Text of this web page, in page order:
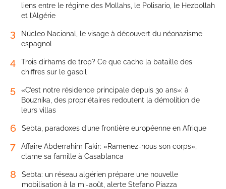
liens entre le régime des Mollahs, le Polisario, le Hezbollah
et l’Algérie
3
Núcleo Nacional, le visage à découvert du néonazisme
espagnol
4
Trois dirhams de trop? Ce que cache la bataille des
chiffres sur le gasoil
5
«C’est notre résidence principale depuis 30 ans»: à
Bouznika, des propriétaires redoutent la démolition de
leurs villas
6 Sebta, paradoxes d’une frontière européenne en Afrique
7
Affaire Abderrahim Fakir: «Ramenez-nous son corps»,
clame sa famille à Casablanca
8
Sebta: un réseau algérien prépare une nouvelle
mobilisation à la mi-août, alerte Stefano Piazza